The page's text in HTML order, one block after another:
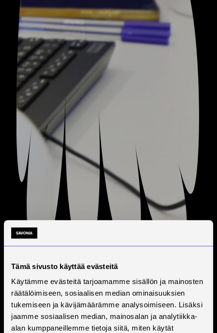
Tämä sivusto käyttää evästeitä
Käytämme evästeitä tarjoamamme sisällön ja mainosten
räätälöimiseen, sosiaalisen median ominaisuuksien
tukemiseen ja kävijämäärämme analysoimiseen. Lisäksi
jaamme sosiaalisen median, mainosalan ja analytiikka-
alan kumppaneillemme tietoja siitä, miten käytät